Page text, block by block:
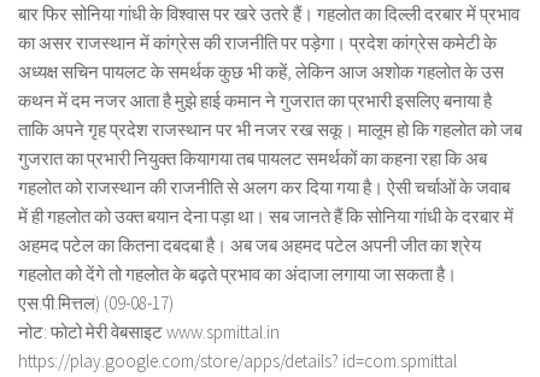
बार फिर सोनिया गांधी के विश्वास पर खरे उतरे हैं। गहलोत का दिल्ली दरबार में प्रभाव
का असर राजस्थान में कांग्रेस की राजनीति पर पड़ेगा। प्रदेश कांग्रेस कमेटी के
अध्यक्ष सचिन पायलट के समर्थक कुछ भी कहें, लेकिन आज अशोक गहलोत के उस
कथन में दम नजर आता है मुझे हाई कमान ने गुजरात का प्रभारी इसलिए बनाया है
ताकि अपने गृह प्रदेश राजस्थान पर भी नजर रख सकू। मालूम हो कि गहलोत को जब
गुजरात का प्रभारी नियुक्त कियागया तब पायलट समर्थकों का कहना रहा कि अब
गहलोत को राजस्थान की राजनीति से अलग कर दिया गया है। ऐसी चर्चाओं के जवाब
में ही गहलोत को उक्त बयान देना पड़ा था। सब जानते हैं कि सोनिया गांधी के दरबार में
अहमद पटेल का कितना दबदबा है। अब जब अहमद पटेल अपनी जीत का श्रेय
गहलोत को देंगे तो गहलोत के बढ़ते प्रभाव का अंदाजा लगाया जा सकता है।
एस.पी.मित्तल) (09-08-17)
नोट: फोटो मेरी वेबसाइट www.spmittal.in
https://play.google.com/store/apps/details? id=com.spmittal